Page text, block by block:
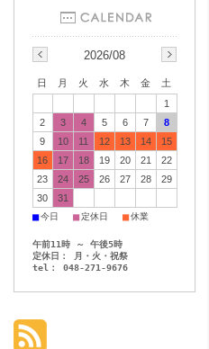
2026/08
日 月 火 水 木 金
土
1
2
3 4 5 6 7
8
9
10 11 12 13 14
15
16
17 18 19 20 21
22
23
24 25 26 27 28
29
30
31
■今日 ■定休日 ■休業
午前11時 ～ 午後5時
定休日： 月・火・祝祭
tel： 048-271-9676